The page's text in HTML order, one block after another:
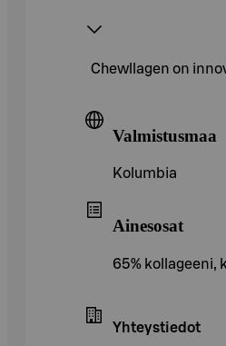
Chewllagen on
Valmistusmaa
Kolumbia
Ainesosat
65% kollageeni,
Yhteystiedot